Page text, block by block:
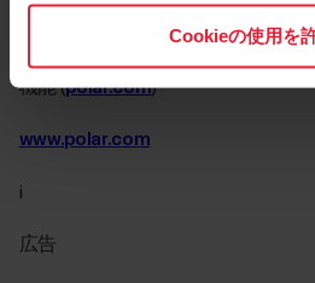
Cookieの使用を
機能 (polar.com)
www.polar.com
i
広告